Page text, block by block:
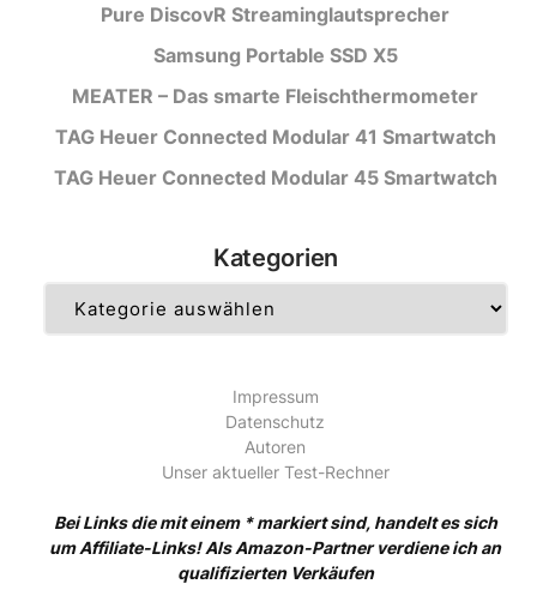
Pure DiscovR Streaminglautsprecher
Samsung Portable SSD X5
MEATER – Das smarte Fleischthermometer
TAG Heuer Connected Modular 41 Smartwatch
TAG Heuer Connected Modular 45 Smartwatch
Kategorien
Impressum
Datenschutz
Autoren
Unser aktueller Test-Rechner
Bei Links die mit einem * markiert sind, handelt es sich
um Affiliate-Links! Als Amazon-Partner verdiene ich an
qualifizierten Verkäufen